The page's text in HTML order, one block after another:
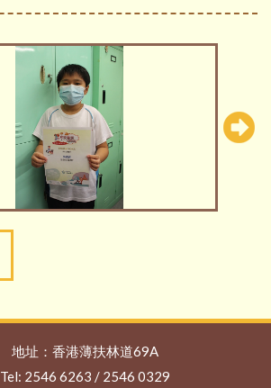
地址：香港薄扶林道69A
Tel: 2546 6263 / 2546 0329